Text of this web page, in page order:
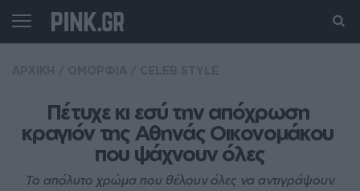
Πέτυχε κι εσύ την απόχρωση
κραγιόν της Αθηνάς Οικονομάκου
που ψάχνουν όλες
Το απόλυτο χρώμα που θέλουν όλες να αντιγράψουν